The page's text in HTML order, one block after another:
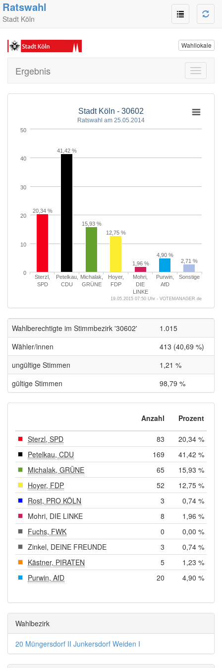
Ratswahl
Stadt Köln
Wahllokale
Toggle
Ergebnis
Stadt Köln - 30602
Ratswahl am 25.05.2014
20,34 %
41,42 %
15,93 %
12,75 %
1,96 %
4,90 %
2,71 %
Sterzl,
SPD
Petelkau,
CDU
Michalak,
GRÜNE
Hoyer,
FDP
Mohri,
DIE
LINKE
Purwin,
AfD
Sonstige
0
10
20
30
40
50
19.05.2015 07:50 Uhr - VOTEMANAGER.de
Wahlberechtigte im Stimmbezirk '30602'
1.015
Wähler/innen
413 (40,69 %)
ungültige Stimmen
1,21 %
gültige Stimmen
98,79 %
Anzahl Prozent
Sterzl, SPD 83
20,34 %
Petelkau, CDU
169
41,42 %
Michalak, GRÜNE
65
15,93 %
Hoyer, FDP
52
12,75 %
Rost, PRO KÖLN
3
0,74 %
Mohri, DIE LINKE
8
1,96 %
Fuchs, FWK
0
0,00 %
Zinkel, DEINE FREUNDE
3
0,74 %
Kästner, PIRATEN
5
1,23 %
Purwin, AfD
20 4,90 %
Wahlbezirk
20 Müngersdorf II Junkersdorf Weiden I